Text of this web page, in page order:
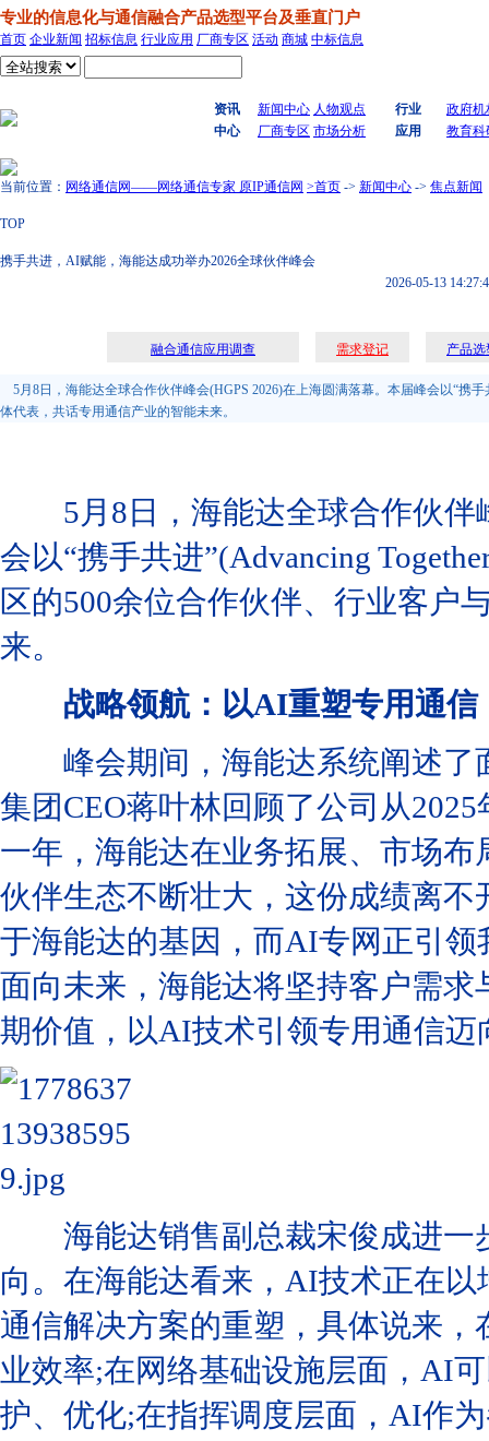
专业的信息化与通信融合产品选型平台及垂直门户
首页 企业新闻 招标信息 行业应用 厂商专区 活动 商城 中标信息
资讯
中心
新闻中心 人物观点
厂商专区 市场分析
行业
应用
政府
教育
当前位置： 网络通信网——网络通信专家 原IP通信网 >首页 -> 新闻中心 -> 焦点新闻
TOP
携手共进，AI赋能，海能达成功举办2026全球伙伴峰会
2026-05-13
融合通信应用调查 需求登记 产品选
5月8日，海能达全球合作伙伴峰会(HGPS 2026)在上海圆满落幕。本届峰会以“携
体代表，共话专用通信产业的智能未来。
5月8日，海能达全球合作伙伴
会以“携手共进”(Advancing
区的500余位合作伙伴、行业客户
来。
战略领航：以AI重塑专用通信
峰会期间，海能达系统阐述了
集团CEO蒋叶林回顾了公司从
一年，海能达在业务拓展、市场
伙伴生态不断壮大，这份成绩离
于海能达的基因，而AI专网正引
面向未来，海能达将坚持客户需
期价值，以AI技术引领专用通信
海能达销售副总裁宋俊成进一
向。在海能达看来，AI技术正在
通信解决方案的重塑，具体说来
业效率;在网络基础设施层面，AI
护、优化;在指挥调度层面，AI作